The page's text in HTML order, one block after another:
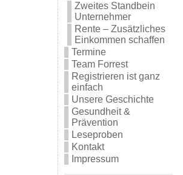
Zweites Standbein
Unternehmer
Rente – Zusätzliches
Einkommen schaffen
Termine
Team Forrest
Registrieren ist ganz
einfach
Unsere Geschichte
Gesundheit &
Prävention
Leseproben
Kontakt
Impressum